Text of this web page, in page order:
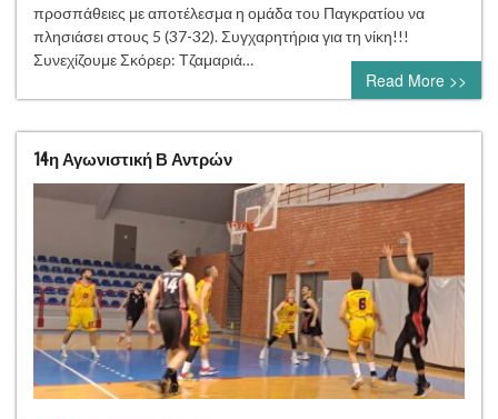
προσπάθειες με αποτέλεσμα η ομάδα του Παγκρατίου να
πλησιάσει στους 5 (37-32). Συγχαρητήρια για τη νίκη!!!
Συνεχίζουμε Σκόρερ: Τζαμαριά…
Read More >>
14η Αγωνιστική Β Αντρών